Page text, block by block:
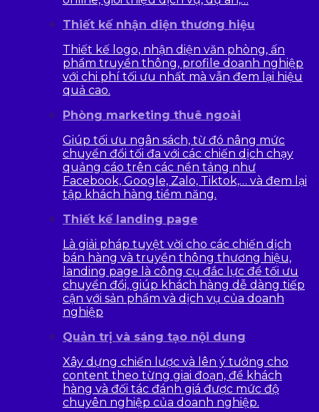
Thiết kế nhận diện thương hiệu
Thiết kế logo, nhận diện văn phòng, ấn
phẩm truyền thông, profile doanh nghiệp
với chi phí tối ưu nhất mà vẫn đem lại hiệu
quả cao.
Phòng marketing thuê ngoài
Giúp tối ưu ngân sách, từ đó nâng mức
chuyển đổi tối đa với các chiến dịch chạy
quảng cáo trên các nền tảng như
Facebook, Google, Zalo, Tiktok,… và đem lại
tập khách hàng tiềm năng.
Thiết kế landing page
Là giải pháp tuyệt vời cho các chiến dịch
bán hàng và truyền thông thương hiệu,
landing page là công cụ đắc lực để tối ưu
chuyển đổi, giúp khách hàng dễ dàng tiếp
cận với sản phẩm và dịch vụ của doanh
nghiệp
Quản trị và sáng tạo nội dung
Xây dựng chiến lược và lên ý tưởng cho
content theo từng giai đoạn, để khách
hàng và đối tác đánh giá được mức độ
chuyên nghiệp của doanh nghiệp.